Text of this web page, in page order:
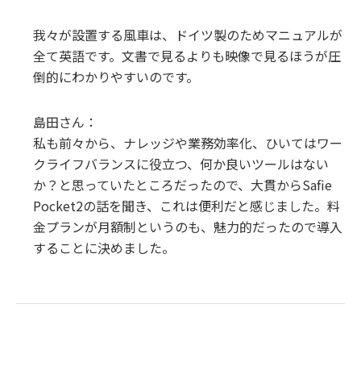
我々が設置する風車は、ドイツ製のためマニュアルが
全て英語です。文書で見るよりも映像で見るほうが圧
倒的にわかりやすいのです。
島田さん：
私も前々から、ナレッジや業務効率化、ひいてはワー
クライフバランスに役立つ、何か良いツールはない
か？と思っていたところだったので、大貫からSafie
Pocket2の話を聞き、これは便利だと感じました。料
金プランが月額制というのも、魅力的だったので導入
することに決めました。